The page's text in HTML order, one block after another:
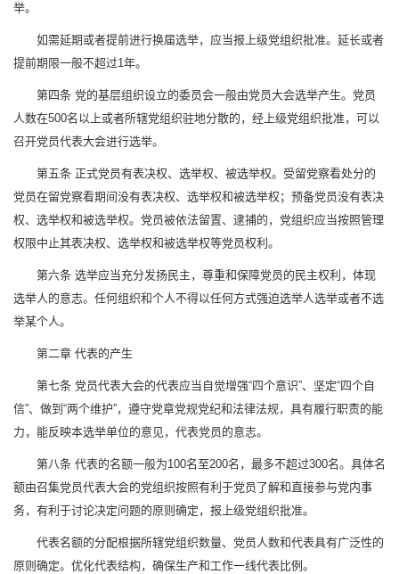
举。
如需延期或者提前进行换届选举，应当报上级党组织批准。延长或者
提前期限一般不超过1年。
第四条 党的基层组织设立的委员会一般由党员大会选举产生。党员
人数在500名以上或者所辖党组织驻地分散的，经上级党组织批准，可以
召开党员代表大会进行选举。
第五条 正式党员有表决权、选举权、被选举权。受留党察看处分的
党员在留党察看期间没有表决权、选举权和被选举权；预备党员没有表决
权、选举权和被选举权。党员被依法留置、逮捕的，党组织应当按照管理
权限中止其表决权、选举权和被选举权等党员权利。
第六条 选举应当充分发扬民主，尊重和保障党员的民主权利，体现
选举人的意志。任何组织和个人不得以任何方式强迫选举人选举或者不选
举某个人。
第二章 代表的产生
第七条 党员代表大会的代表应当自觉增强“四个意识”、坚定“四个自
信”、做到“两个维护”，遵守党章党规党纪和法律法规，具有履行职责的能
力，能反映本选举单位的意见，代表党员的意志。
第八条 代表的名额一般为100名至200名，最多不超过300名。具体名
额由召集党员代表大会的党组织按照有利于党员了解和直接参与党内事
务，有利于讨论决定问题的原则确定，报上级党组织批准。
代表名额的分配根据所辖党组织数量、党员人数和代表具有广泛性的
原则确定。优化代表结构，确保生产和工作一线代表比例。